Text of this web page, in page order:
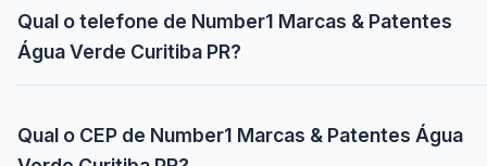
Qual o telefone de Number1 Marcas & Patentes
Água Verde Curitiba PR?
Qual o CEP de Number1 Marcas & Patentes Água